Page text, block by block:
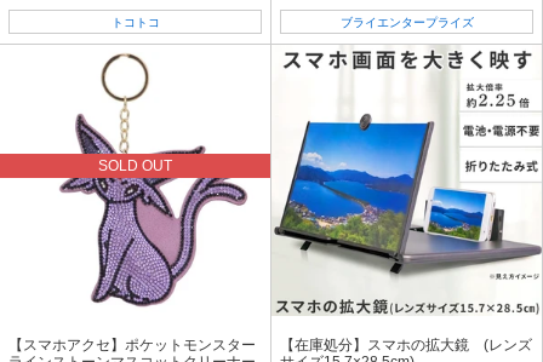
トコトコ ブライエンタープライズ
SOLD OUT
【スマホアクセ】ポケットモンスター
【在庫処分】スマホの拡大鏡 (レンズ